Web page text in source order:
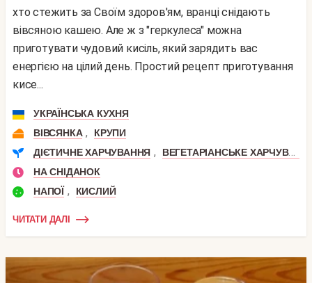
хто стежить за Своїм здоров'ям, вранці снідають
вівсяною кашею. Але ж з "геркулеса" можна
приготувати чудовий кисіль, який зарядить вас
енергією на цілий день. Простий рецепт приготування
кисе...
УКРАЇНСЬКА КУХНЯ
ВІВСЯНКА ,
КРУПИ
ДІЄТИЧНЕ ХАРЧУВАННЯ ,
ВЕГЕТАРІАНСЬКЕ ХАРЧУВАННЯ
НА СНІДАНОК
НАПОЇ , КИСЛИЙ
ЧИТАТИ ДАЛІ